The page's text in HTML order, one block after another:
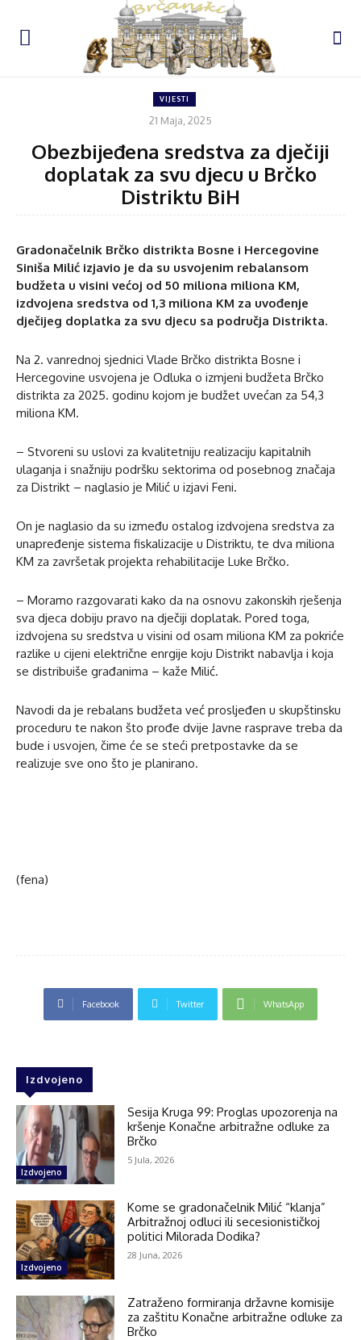
VIJESTI
21 Maja, 2025
Obezbijeđena sredstva za dječiji
doplatak za svu djecu u Brčko
Distriktu BiH
Gradonačelnik Brčko distrikta Bosne i Hercegovine
Siniša Milić izjavio je da su usvojenim rebalansom
budžeta u visini većoj od 50 miliona miliona KM,
izdvojena sredstva od 1,3 miliona KM za uvođenje
dječijeg doplatka za svu djecu sa područja Distrikta.
Na 2. vanrednoj sjednici Vlade Brčko distrikta Bosne i
Hercegovine usvojena je Odluka o izmjeni budžeta Brčko
distrikta za 2025. godinu kojom je budžet uvećan za 54,3
miliona KM.
– Stvoreni su uslovi za kvalitetniju realizaciju kapitalnih
ulaganja i snažniju podršku sektorima od posebnog značaja
za Distrikt – naglasio je Milić u izjavi Feni.
On je naglasio da su između ostalog izdvojena sredstva za
unapređenje sistema fiskalizacije u Distriktu, te dva miliona
KM za završetak projekta rehabilitacije Luke Brčko.
– Moramo razgovarati kako da na osnovu zakonskih rješenja
sva djeca dobiju pravo na dječiji doplatak. Pored toga,
izdvojena su sredstva u visini od osam miliona KM za pokriće
razlike u cijeni električne enrgije koju Distrikt nabavlja i koja
se distribuiše građanima – kaže Milić.
Navodi da je rebalans budžeta već prosljeđen u skupštinsku
proceduru te nakon što prođe dvije Javne rasprave treba da
bude i usvojen, čime će se steći pretpostavke da se
realizuje sve ono što je planirano.
(fena)
Facebook Twitter WhatsApp
Izdvojeno
Izdvojeno
Sesija Kruga 99: Proglas upozorenja na
kršenje Konačne arbitražne odluke za
Brčko
5 Jula, 2026
Izdvojeno
Kome se gradonačelnik Milić “klanja”
Arbitražnoj odluci ili secesionističkoj
politici Milorada Dodika?
28 Juna, 2026
Zatraženo formiranja državne komisije
za zaštitu Konačne arbitražne odluke za
Brčko